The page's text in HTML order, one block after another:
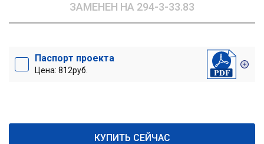
ЗАМЕНЕН НА 294-3-33.83
Паспорт проекта
Цена: 812руб.
КУПИТЬ СЕЙЧАС